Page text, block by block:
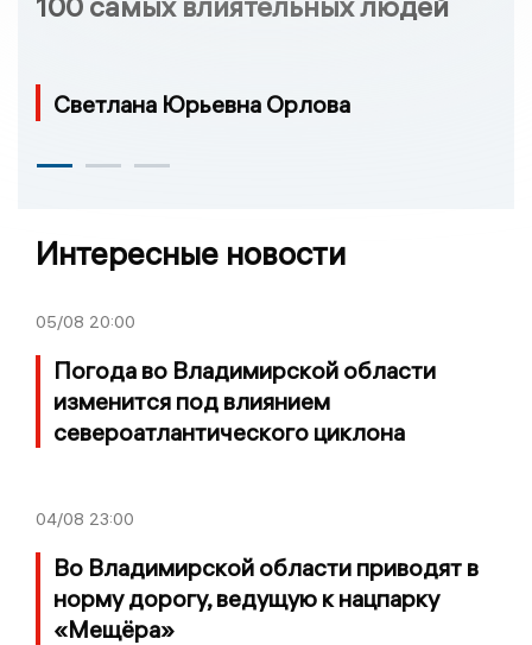
Светлана Юрьевна Орлова
Интересные новости
05/08 20:00
Погода во Владимирской области
изменится под влиянием
североатлантического циклона
04/08 23:00
Во Владимирской области приводят в
норму дорогу, ведущую к нацпарку
«Мещёра»